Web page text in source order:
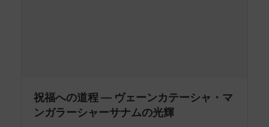
祝福への道程 ― ヴェーンカテーシャ・マ
ンガラーシャーサナムの光輝